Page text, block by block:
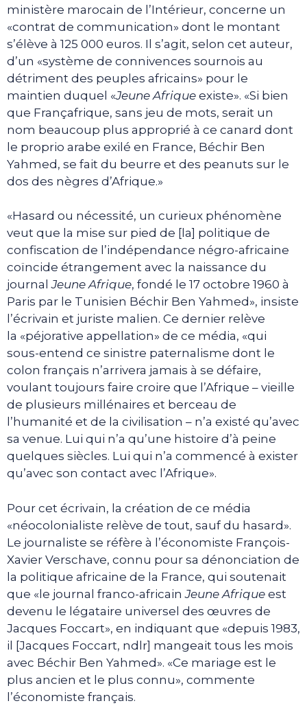
ministère marocain de l’Intérieur, concerne un
«contrat de communication» dont le montant
s’élève à 125 000 euros. Il s’agit, selon cet auteur,
d’un «système de connivences sournois au
détriment des peuples africains» pour le
maintien duquel «Jeune Afrique existe». «Si bien
que Françafrique, sans jeu de mots, serait un
nom beaucoup plus approprié à ce canard dont
le proprio arabe exilé en France, Béchir Ben
Yahmed, se fait du beurre et des peanuts sur le
dos des nègres d’Afrique.»
«Hasard ou nécessité, un curieux phénomène
veut que la mise sur pied de [la] politique de
confiscation de l’indépendance négro-africaine
coïncide étrangement avec la naissance du
journalJeune Afrique, fondé le 17 octobre 1960 à
Paris par le Tunisien Béchir Ben Yahmed», insiste
l’écrivain et juriste malien. Ce dernier relève
la «péjorative appellation» de ce média, «qui
sous-entend ce sinistre paternalisme dont le
colon français n’arrivera jamais à se défaire,
voulant toujours faire croire que l’Afrique – vieille
de plusieurs millénaires et berceau de
l’humanité et de la civilisation – n’a existé qu’avec
sa venue. Lui qui n’a qu’une histoire d’à peine
quelques siècles. Lui qui n’a commencé à exister
qu’avec son contact avec l’Afrique».
Pour cet écrivain, la création de ce média
«néocolonialiste relève de tout, sauf du hasard».
Le journaliste se réfère à l’économiste François-
Xavier Verschave, connu pour sa dénonciation de
la politique africaine de la France, qui soutenait
que «le journal franco-africainJeune Afrique est
devenu le légataire universel des œuvres de
Jacques Foccart», en indiquant que «depuis 1983,
il [Jacques Foccart, ndlr] mangeait tous les mois
avec Béchir Ben Yahmed». «Ce mariage est le
plus ancien et le plus connu», commente
l’économiste français.